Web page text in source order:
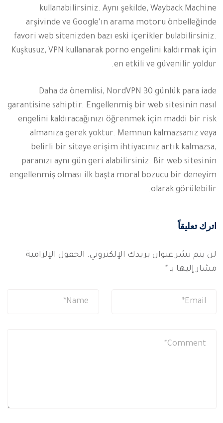
kullanabilirsiniz. Aynı şekilde, Wayback Machine
arşivinde ve Google’ın arama motoru önbelleğinde
favori web sitenizden bazı eski içerikler bulabilirsiniz.
Kuşkusuz, VPN kullanarak porno engelini kaldırmak için
en etkili ve güvenilir yoldur.
Daha da önemlisi, NordVPN 30 günlük para iade
garantisine sahiptir. Engellenmiş bir web sitesinin nasıl
engelini kaldıracağınızı öğrenmek için maddi bir risk
almanıza gerek yoktur. Memnun kalmazsanız veya
belirli bir siteye erişim ihtiyacınız artık kalmazsa,
paranızı aynı gün geri alabilirsiniz. Bir web sitesinin
engellenmiş olması ilk başta moral bozucu bir deneyim
olarak görülebilir.
اترك تعليقاً
لن يتم نشر عنوان بريدك الإلكتروني. الحقول الإلزامية
مشار إليها بـ*